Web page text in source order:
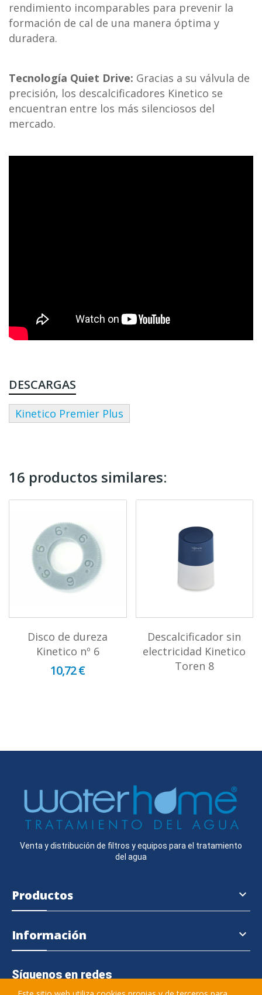
rendimiento incomparables para prevenir la
formación de cal de una manera óptima y
duradera.
Tecnología Quiet Drive: Gracias a su válvula de
precisión, los descalcificadores Kinetico se
encuentran entre los más silenciosos del
mercado.
DESCARGAS
Kinetico Premier Plus
16 productos similares:
Disco de dureza
Kinetico nº 6
10,72 €
Descalcificador sin
electricidad Kinetico
Toren 8
Venta y distribución de filtros y equipos para el tratamiento
del agua
Productos 
Información 
Síguenos en redes